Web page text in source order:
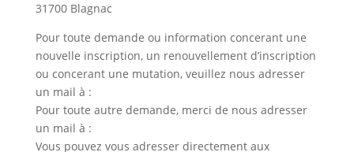
31700 Blagnac
Pour toute demande ou information concerant une
nouvelle inscription, un renouvellement d’inscription
ou concerant une mutation, veuillez nous adresser
un mail à :
Pour toute autre demande, merci de nous adresser
un mail à :
Vous pouvez vous adresser directement aux